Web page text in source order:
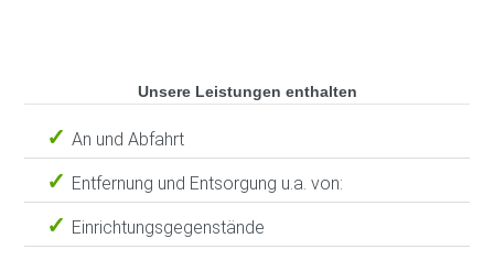
Unsere Leistungen enthalten
An und Abfahrt
Entfernung und Entsorgung u.a. von:
Einrichtungsgegenstände